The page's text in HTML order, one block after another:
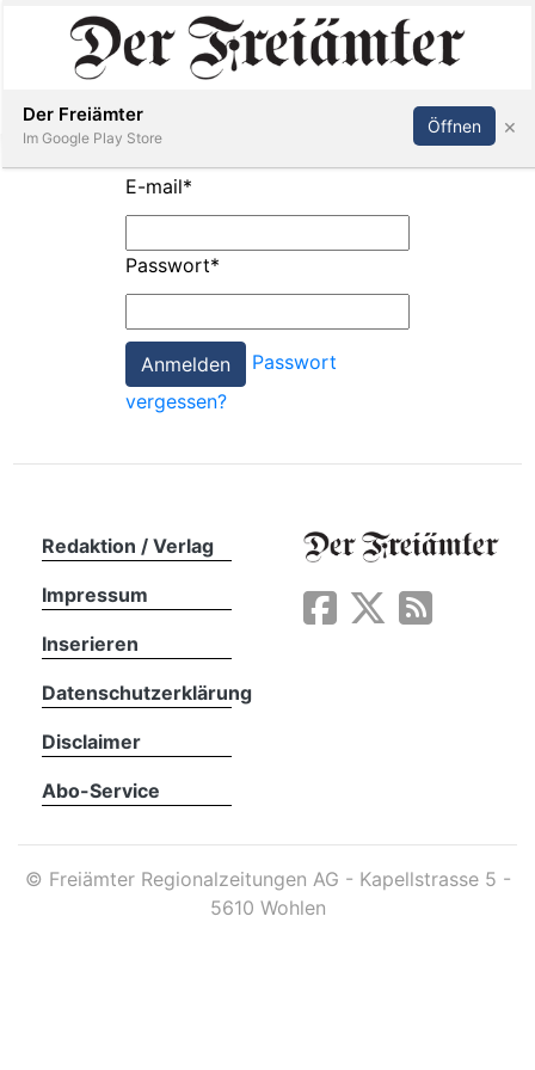
Paper
App
Inserieren Abonnieren Anmelden
E-mail*
Passwort*
Passwort
vergessen?
Redaktion / Verlag
Impressum
Inserieren
Datenschutzerklärung
Disclaimer
Abo-Service
© Freiämter Regionalzeitungen AG - Kapellstrasse 5 -
5610 Wohlen
Der Freiämter
Im Google Play Store
Öffnen ×